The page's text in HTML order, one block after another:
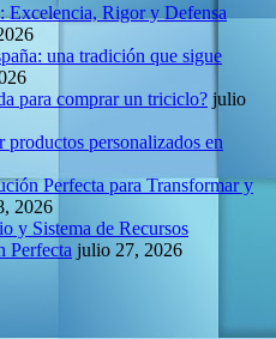
Excelencia, Rigor y Defensa
una tradición que sigue
para comprar un triciclo? julio
personalizados en
Perfecta para Transformar y
2026
y Sistema de Recursos
Perfecta julio 27, 2026